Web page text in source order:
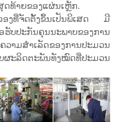
ທ້າຍຂອງແຜ່ນເຫຼັກ.
ງທີ່ຈັດຕັ້ງຂຶ້ນເປັນພິເສດ ມີ
ປະກັນຄຸນນະພາບຂອງການ
ມສຳເລັດຂອງການປະມວນ
ຜະລິດຕະພັນທັງໝົດທີ່ປະມວນ